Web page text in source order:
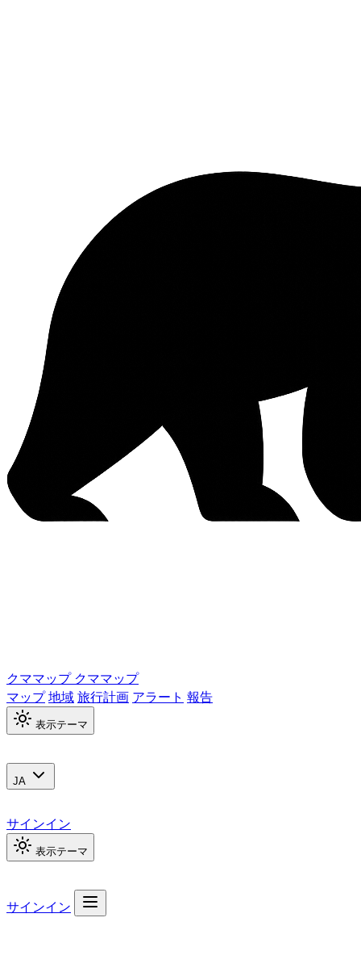
クママップ クママップ
マップ地域旅行計画 アラート 報告
表示テーマ
JA
サインイン
表示テーマ
サインイン